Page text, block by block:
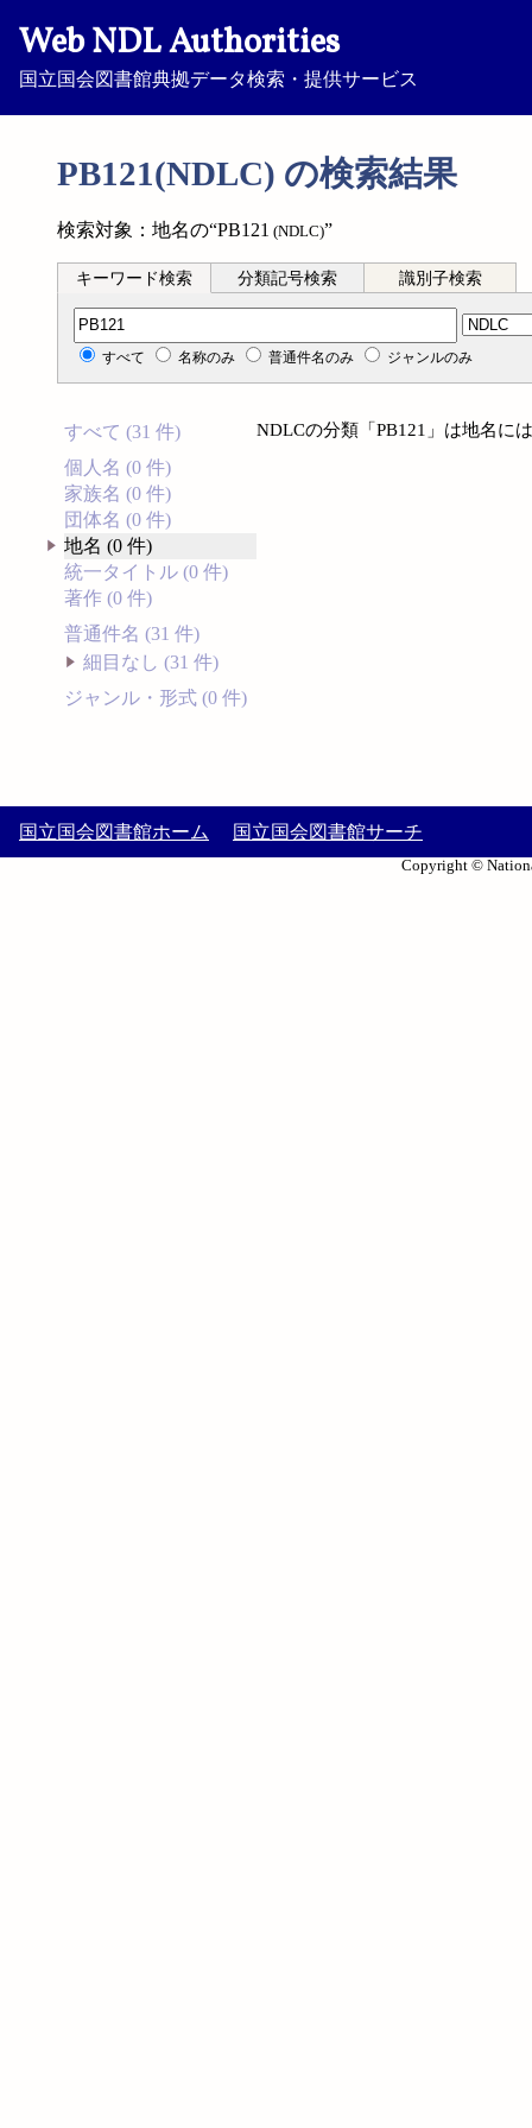
Web NDL Authorities
国立国会図書館典拠データ検索・提供サービス
PB121(NDLC) の検索結果
検索対象：地名の“PB121 (NDLC)”
キーワード検索 分類記号検索 識別子検索
分類記号検索
すべて 名称のみ 普通件名のみ ジャンルのみ
すべて (31 件)
個人名 (0 件)
家族名 (0 件)
団体名 (0 件)
地名 (0 件)
統一タイトル (0 件)
著作 (0 件)
普通件名 (31 件)
細目なし (31 件)
ジャンル・形式 (0 件)
NDLCの分類「PB121」は地名に
国立国会図書館ホーム 国立国会図書館サーチ
Copyright ©